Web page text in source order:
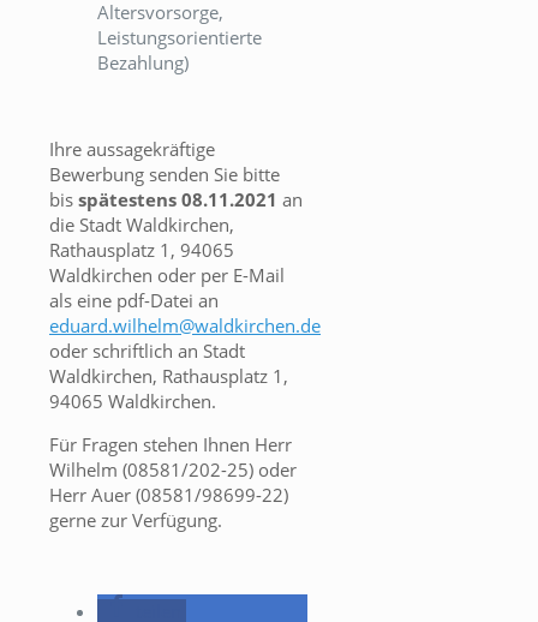
Altersvorsorge,
Leistungsorientierte
Bezahlung)
Ihre aussagekräftige
Bewerbung senden Sie bitte
bis spätestens 08.11.2021 an
die Stadt Waldkirchen,
Rathausplatz 1, 94065
Waldkirchen oder per E-Mail
als eine pdf-Datei an
eduard.wilhelm@waldkirchen.de
oder schriftlich an Stadt
Waldkirchen, Rathausplatz 1,
94065 Waldkirchen.
Für Fragen stehen Ihnen Herr
Wilhelm (08581/202-25) oder
Herr Auer (08581/98699-22)
gerne zur Verfügung.